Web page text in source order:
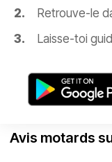
Retrouve-le
Laisse-toi
Avis motards